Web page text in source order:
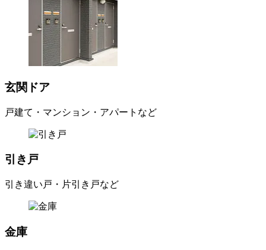
玄関ドア
戸建て・マンション・アパートなど
引き戸
引き違い戸・片引き戸など
金庫